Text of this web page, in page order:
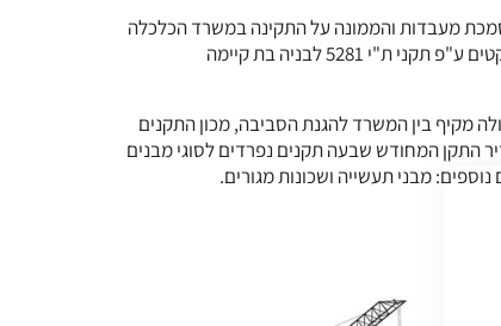
מעבדות והממונה על התקינה במשרד הכלכלה
לבניה בת קיימה
פחותה'), תקן 5281, שודרג והורחב משמעותית בשנת 2011, במסגרת שיתוף פעולה מקיף בין המשרד להגנת הסביבה, מכון התקנים
התקן המחודש שבעה תקנים נפרדים לסוגי מבנים
מבני תעשייה ושכונות מגורים.